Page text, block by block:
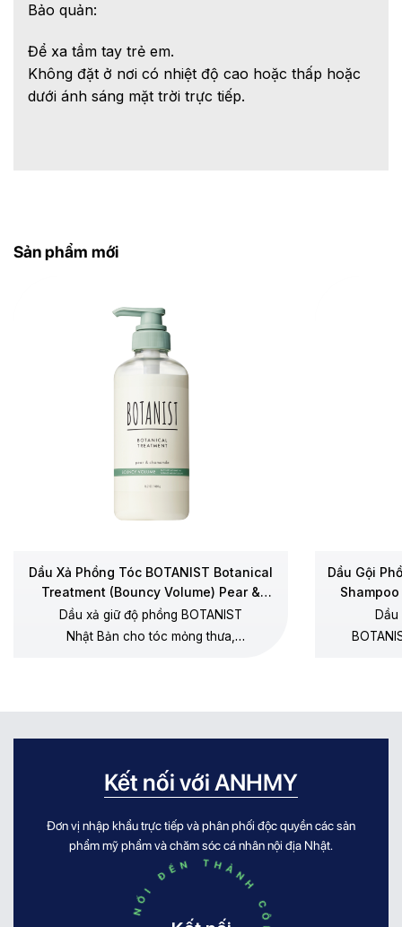
Bảo quản:
Để xa tầm tay trẻ em.
Không đặt ở nơi có nhiệt độ cao hoặc thấp hoặc
dưới ánh sáng mặt trời trực tiếp.
Sản phẩm mới
Dầu Xả Phồng Tóc BOTANIST Botanical
Treatment (Bouncy Volume) Pear &
Chamomile
Dầu xả giữ độ phồng BOTANIST
Nhật Bản cho tóc mỏng thưa,
Dầu Gội
Kết nối với ANHMY
Đơn vị nhập khẩu trực tiếp và phân phối độc quyền các sản
phẩm mỹ phẩm và chăm sóc cá nhân nội địa Nhật.